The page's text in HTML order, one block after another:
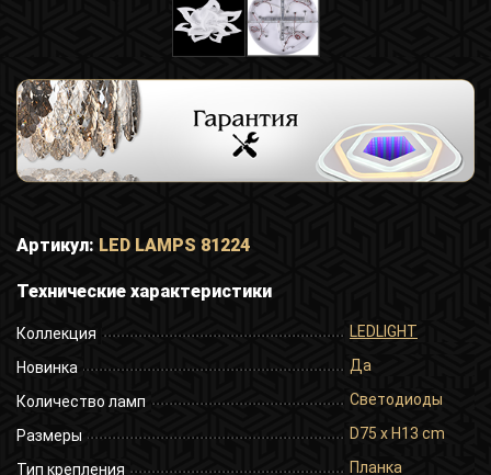
Артикул: LED LAMPS 81224
Технические характеристики
Коллекция LEDLIGHT
Новинка Да
Количество ламп Светодиоды
Размеры D75 x H13 cm
Тип крепления Планка